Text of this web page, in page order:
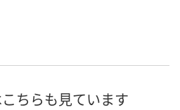
ちらも見ています